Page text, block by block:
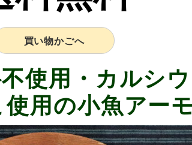
買い物かごへ
使用・カルシ
使用の小魚アー